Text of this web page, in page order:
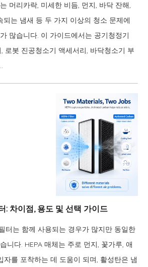
머리카락, 미세한 비듬, 먼지, 바닥 잔해,
되는 냄새 등 두 가지 이상의 청소 문제에
많습니다. 이 가이드에서는 공기청정기
로봇 진공청소기 액세서리, 바닥청소기 부
: 차이점, 용도 및 선택 가이드
터는 함께 사용되는 경우가 많지만 동일한
니다. HEPA 매체는 주로 먼지, 꽃가루, 애
자를 포착하는 데 도움이 되며, 활성탄은 냄